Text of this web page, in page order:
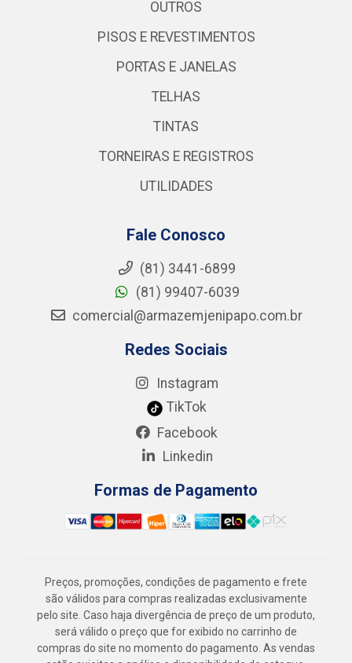
OUTROS
PISOS E REVESTIMENTOS
PORTAS E JANELAS
TELHAS
TINTAS
TORNEIRAS E REGISTROS
UTILIDADES
Fale Conosco
(81) 3441-6899
(81) 99407-6039
comercial@armazemjenipapo.com.br
Redes Sociais
Instagram
TikTok
Facebook
Linkedin
Formas de Pagamento
Preços, promoções, condições de pagamento e frete
são válidos para compras realizadas exclusivamente
pelo site. Caso haja divergência de preço de um produto,
será válido o preço que for exibido no carrinho de
compras do site no momento do pagamento. As vendas